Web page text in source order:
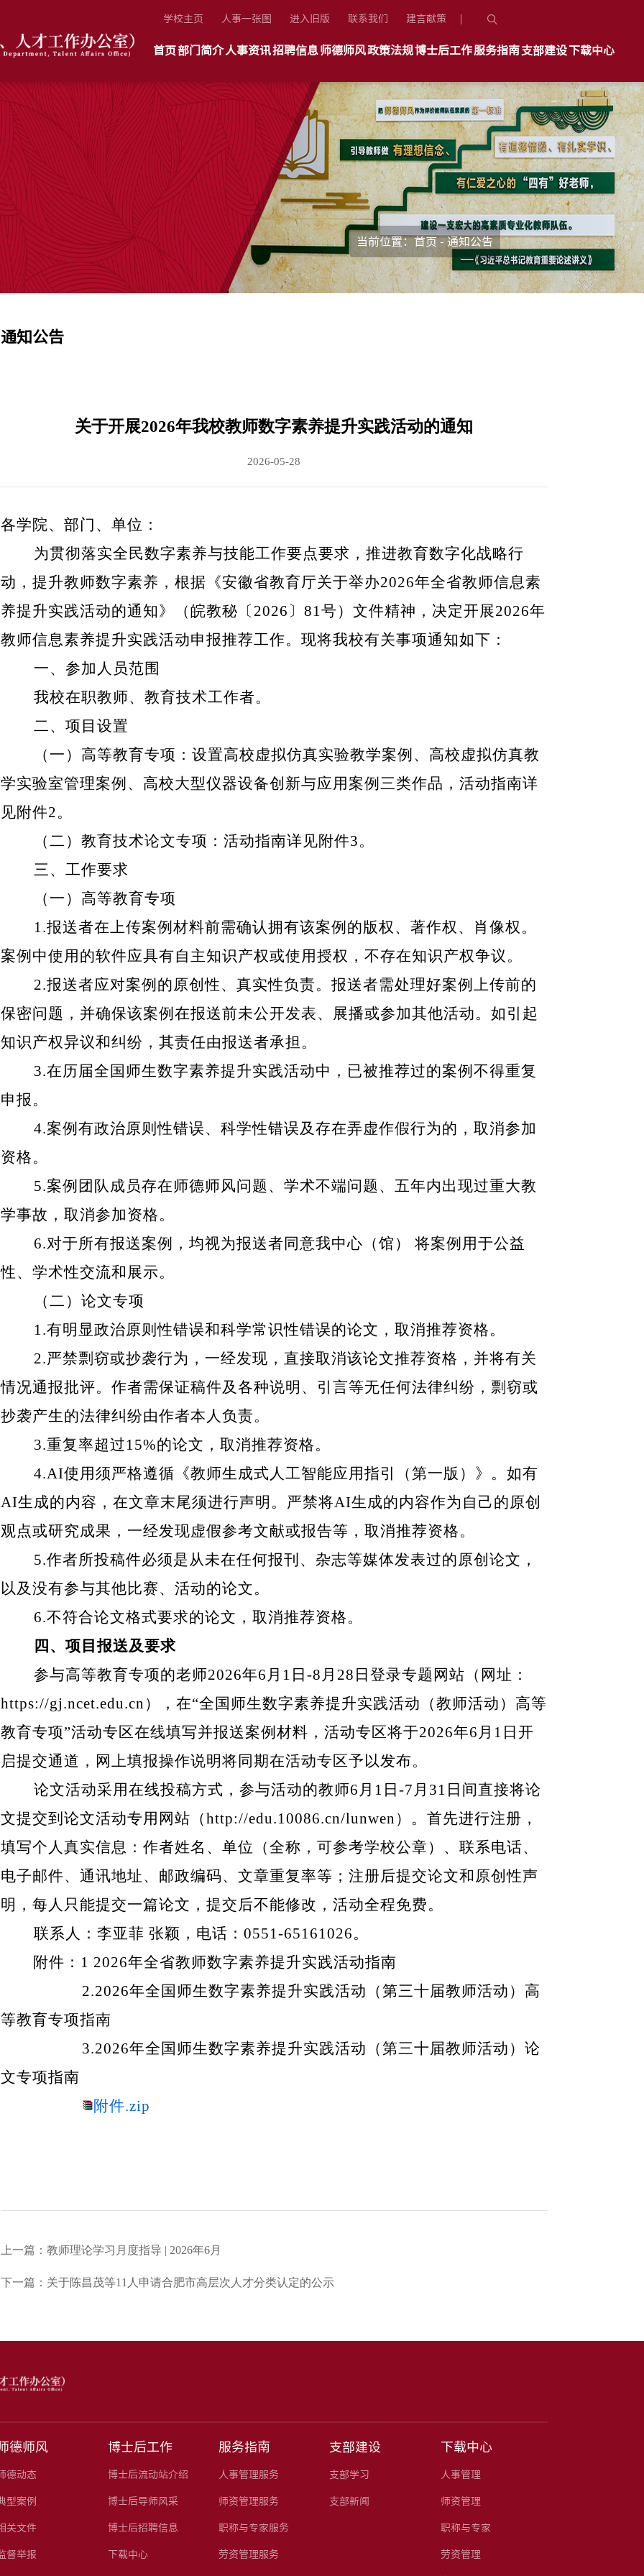
学校主页 人事一张图 进入旧版 联系我们 建言献策
首页部门简介 人事资讯招聘信息 师德师风政策法规博士后工作服务指南支部建设下载中心
当前位置：首页-通知公告
通知公告
关于开展2026年我校教师数字素养提升实践活动的通知
2026-05-28
各学院、部门、单位：
为贯彻落实全民数字素养与技能工作要点要求，推进教育数字化战略行
动，提升教师数字素养，根据《安徽省教育厅关于举办2026年全省教师信息素
养提升实践活动的通知》（皖教秘〔 2026 〕81号）文件精神，决定开展2026年
教师信息素养提升实践活动申报推荐工作。现将我校有关事项通知如下：
一、参加人员范围
我校在职教师、教育技术工作者。
二、项目设置
（一）高等教育专项 ：设置高校虚拟仿真实验教学案例、高校虚拟仿真教
学实验室管理案例、高校大型仪器设备创新与应用案例三类作品，活动指南详
见附件2。
（二）教育技术论文专项 ：活动指南详见附件3。
三、工作要求
（一）高等教育专项
1.报送者在上传案例材料前需确认拥有该案例的版权、著作权、肖像权。
案例中使用的软件应具有自主知识产权或使用授权，不存在知识产权争议。
2.报送者应对案例的原创性、真实性负责。报送者需处理好案例上传前的
保密问题，并确保该案例在报送前未公开发表、展播或参加其他活动。如引起
知识产权异议和纠纷，其责任由报送者承担。
3.在历届全国师生数字素养提升实践活动中，已被推荐过的案例不得重复
申报。
4.案例有政治原则性错误、科学性错误及存在弄虚作假行为的，取消参加
资格。
5.案例团队成员存在师德师风问题、学术不端问题、五年内出现过重大教
学事故，取消参加资格。
6.对于所有报送案例，均视为报送者同意我中心（馆） 将案例用于公益
性、学术性交流和展示。
（二）论文专项
1.有明显政治原则性错误和科学常识性错误的论文，取消推荐资格。
2.严禁剽窃或抄袭行为，一经发现，直接取消该论文推荐资格，并将有关
情况通报批评。作者需保证稿件及各种说明、引言等无任何法律纠纷，剽窃或
抄袭产生的法律纠纷由作者本人负责。
3.重复率超过15%的论文，取消推荐资格。
4.AI使用须严格遵循《教师生成式人工智能应用指引（第一版）》。如有
AI生成的内容，在文章末尾须进行声明。严禁将AI生成的内容作为自己的原创
观点或研究成果，一经发现虚假参考文献或报告等，取消推荐资格。
5.作者所投稿件必须是从未在任何报刊、杂志等媒体发表过的原创论文，
以及没有参与其他比赛、活动的论文。
6.不符合论文格式要求的论文，取消推荐资格。
四、项目报送及要求
参与高等教育专项的老师2026年6 月 1 日-8 月 28 日登录专题网站（网址：
https://gj.ncet.edu.cn ），在“全国师生数字素养提升实践活动（教师活动）高等
教育专项”活动专区在线填写并报送案例材料，活动专区将于2026年6 月 1 日开
启提交通道，网上填报操作说明将同期在活动专区予以发布。
论文活动采用在线投稿方式，参与活动的教师6 月 1 日-7 月 31 日间直接将论
文提交到论文活动专用网站（http://edu.10086.cn/lunwen ）。首先进行注册，
填写个人真实信息：作者姓名、单位（全称，可参考学校公章）、联系电话、
电子邮件、通讯地址、邮政编码、文章重复率等；注册后提交论文和原创性声
明，每人只能提交一篇论文，提交后不能修改，活动全程免费。
联系人：李亚菲 张颖，电话：0551-65161026。
附件： 1 2026年全省教师数字素养提升实践活动指南
2.2026年全国师生数字素养提升实践活动（第三十届教师活动）高
等教育专项指南
3.2026年全国师生数字素养提升实践活动（第三十届教师活动）论
文专项指南
附件.zip
上一篇：教师理论学习月度指导 | 2026年6月
下一篇：关于陈昌茂等11人申请合肥市高层次人才分类认定的公示
德师风
德动态
型案例
关文件
督举报
博士后工作
博士后流动站介绍
博士后导师风采
博士后招聘信息
下载中心
服务指南
人事管理服务
师资管理服务
职称与专家服务
劳资管理服务
支部建设
支部学习
支部新闻
下载中心
人事管理
师资管理
职称与专家
劳资管理